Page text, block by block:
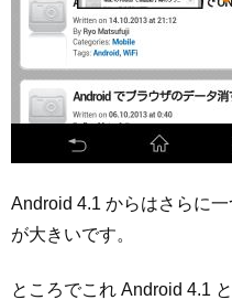
Android 4.1 からはさらに
が大きいです。
ところでこれ Android 4.1